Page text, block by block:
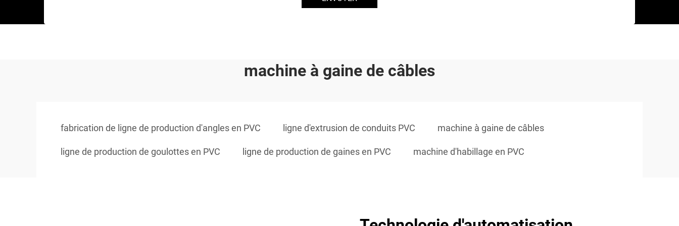
machine à gaine de câbles
fabrication de ligne de production d'angles en PVC ligne d'extrusion de conduits PVC machine à gaine de câbles
ligne de production de goulottes en PVC ligne de production de gaines en PVC machine d'habillage en PVC